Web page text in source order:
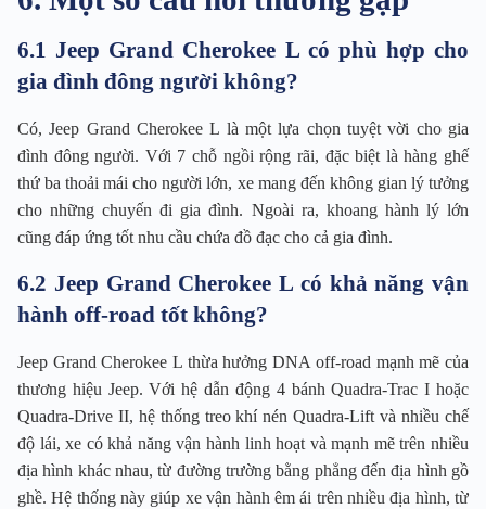
6.1 Jeep Grand Cherokee L có phù hợp cho
gia đình đông người không?
Có, Jeep Grand Cherokee L là một lựa chọn tuyệt vời cho gia
đình đông người. Với 7 chỗ ngồi rộng rãi, đặc biệt là hàng ghế
thứ ba thoải mái cho người lớn, xe mang đến không gian lý tưởng
cho những chuyến đi gia đình. Ngoài ra, khoang hành lý lớn
cũng đáp ứng tốt nhu cầu chứa đồ đạc cho cả gia đình.
6.2 Jeep Grand Cherokee L có khả năng vận
hành off-road tốt không?
Jeep Grand Cherokee L thừa hưởng DNA off-road mạnh mẽ của
thương hiệu Jeep. Với hệ dẫn động 4 bánh Quadra-Trac I hoặc
Quadra-Drive II, hệ thống treo khí nén Quadra-Lift và nhiều chế
độ lái, xe có khả năng vận hành linh hoạt và mạnh mẽ trên nhiều
địa hình khác nhau, từ đường trường bằng phẳng đến địa hình gồ
ghề. Hệ thống này giúp xe vận hành êm ái trên nhiều địa hình, từ